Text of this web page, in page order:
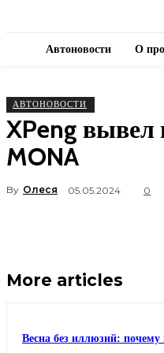
Автоновости О
АВТОНОВОСТИ
XPeng вывел
MONA
By Олеся 05.05.2024 0
More articles
Весна без иллюзий: